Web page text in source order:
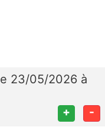
23/05/2026 à
+ -